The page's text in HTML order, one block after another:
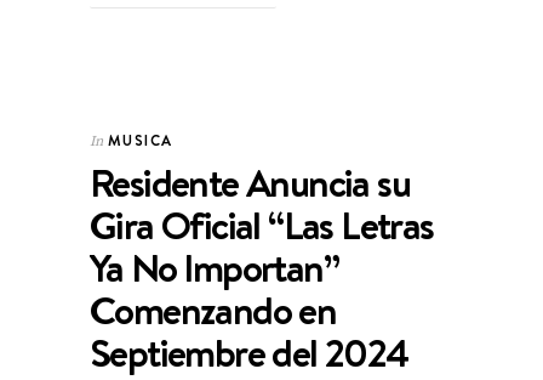
In MUSICA
Residente Anuncia su
Gira Oficial “Las Letras
Ya No Importan”
Comenzando en
Septiembre del 2024